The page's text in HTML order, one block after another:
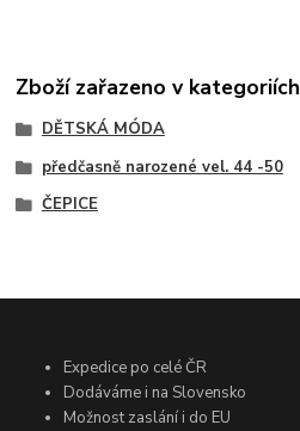
Zboží zařazeno v kategoriích
DĚTSKÁ MÓDA
předčasně narozené vel. 44 -50
ČEPICE
Expedice po celé ČR
Dodáváme i na Slovensko
Možnost zaslání i do EU